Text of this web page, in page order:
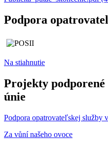
Podpora
Na stiahnutie
Projekty
únie
Podpora opatrovateľskej služby
Za vůní našeho ovoce